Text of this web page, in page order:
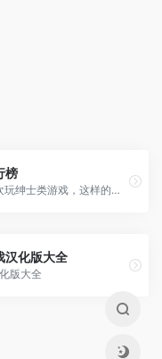
榜
很多小伙伴都非常喜欢玩绅士类游戏，这样的绅士游戏都是经过许多老绅士的肯定，内容剧情也是让人心动不已，那么，你知道好玩的绅士手游有哪些？今天小编为大家盘点2022十大绅士游戏排行榜。
化版大全
版大全